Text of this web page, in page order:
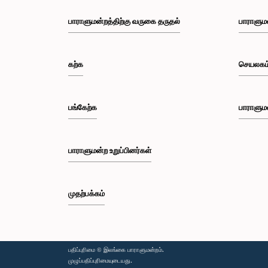
பாராளுமன்றத்திற்கு வருகை தருதல்
கற்க
பங்கேற்க
பாராளுமன்ற உறுப்பினர்கள்
முதற்பக்கம்
பதிப்புரிமை © இலங்கை பாராளுமன்றம்.
முழுப்பதிப்புரிமையுடையது.